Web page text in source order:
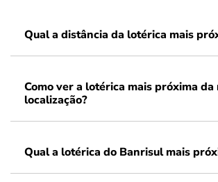
Qual a distância da lotérica mais
Como ver a lotérica mais próxima da
localização?
Qual a lotérica do Banrisul mais